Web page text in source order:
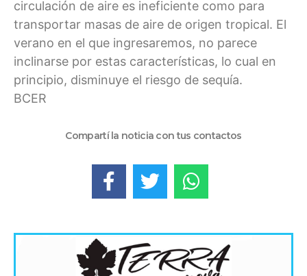
circulación de aire es ineficiente como para
transportar masas de aire de origen tropical. El
verano en el que ingresaremos, no parece
inclinarse por estas características, lo cual en
principio, disminuye el riesgo de sequía.
BCER
Compartí la noticia con tus contactos